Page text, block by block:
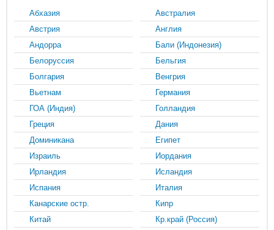
Абхазия
Австралия
Австрия
Англия
Андорра
Бали (Индонезия)
Белоруссия
Бельгия
Болгария
Венгрия
Вьетнам
Германия
ГОА (Индия)
Голландия
Греция
Дания
Доминикана
Египет
Израиль
Иордания
Ирландия
Исландия
Испания
Италия
Канарские остр.
Кипр
Китай
Кр.край (Россия)